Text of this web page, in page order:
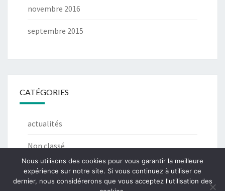
novembre 2016
septembre 2015
CATÉGORIES
actualités
Non classé
Nous utilisons des cookies pour vous garantir la meilleure
expérience sur notre site. Si vous continuez à utiliser ce
dernier, nous considérerons que vous acceptez l'utilisation des